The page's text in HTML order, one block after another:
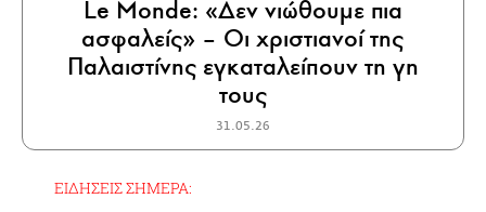
Le Monde: «Δεν νιώθουμε πια
ασφαλείς» – Οι χριστιανοί της
Παλαιστίνης εγκαταλείπουν τη γη
τους
31.05.26
ΕΙΔΗΣΕΙΣ ΣΗΜΕΡΑ: